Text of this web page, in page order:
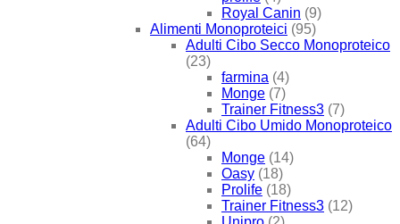
Royal Canin (9)
Alimenti Monoproteici (95)
Adulti Cibo Secco Monoproteico
(23)
farmina (4)
Monge (7)
Trainer Fitness3 (7)
Adulti Cibo Umido Monoproteico
(64)
Monge (14)
Oasy (18)
Prolife (18)
Trainer Fitness3 (12)